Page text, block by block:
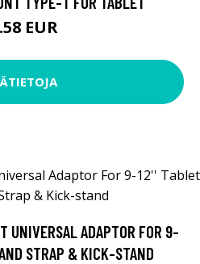
EUR
ADAPTOR FOR 9-
STRAP & KICK-STAND